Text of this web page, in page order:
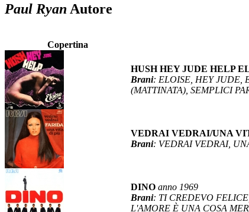
Paul Ryan Autore
Copertina
HUSH HEY JUDE HELP
Brani: ELOISE, HEY JUDE,
(MATTINATA), SEMPLICI
VEDRAI VEDRAI/UNA
Brani: VEDRAI VEDRAI,
DINO anno 1969
Brani: TI CREDEVO
L'AMORE È UNA COSA